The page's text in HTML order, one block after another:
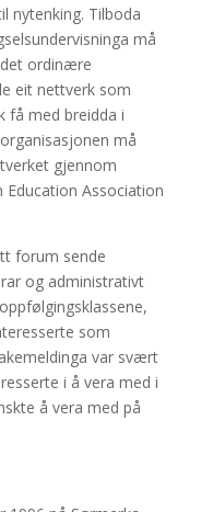
nytenking. Tilboda
må
ordinære
eit nettverk som
få med breidda i
må
gjennom
Education Association
forum sende
og administrativt
som
var svært
i å vera med i
å vera med på